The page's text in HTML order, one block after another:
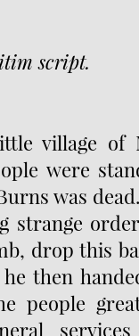
script.
village of
were
was
strange
drop this
he then
people